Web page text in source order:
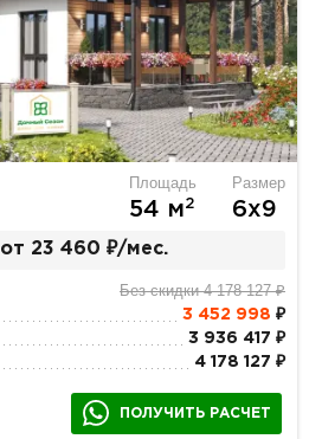
Площадь
54 м2
Размер
6х9
от 23 460 ₽/мес.
Без скидки 4 178 127 ₽
3 452 998 ₽
3 936 417 ₽
4 178 127 ₽
ПОЛУЧИТЬ РАСЧЕТ